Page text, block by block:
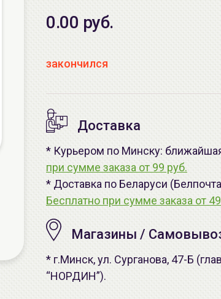
0.00 руб.
закончился
Доставка
* Курьером по Минску: ближайшая
при сумме заказа от 99 руб.
* Доставка по Беларуси
Бесплатно при сумме заказа от
Магазины /
* г.Минск, ул. Сурганова, 47-Б
“НОРДИН”).